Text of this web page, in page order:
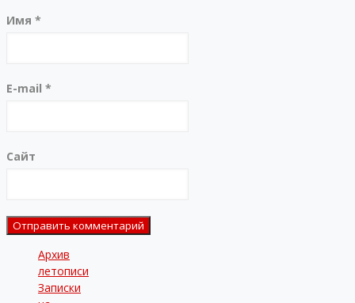
Имя *
E-mail *
Сайт
Архив
летописи
Записки